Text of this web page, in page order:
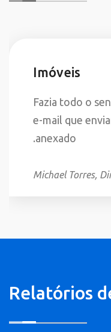
Imóveis
Fazia todo o
e-mail que
anexado.
Michael Torres,
Relatórios